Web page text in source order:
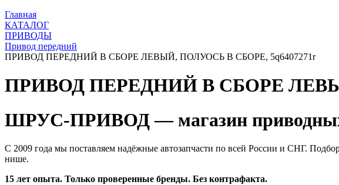
Главная
КАТАЛОГ
ПРИВОДЫ
Привод передний
ПРИВОД ПЕРЕДНИЙ В СБОРЕ ЛЕВЫЙ, ПОЛУОСЬ В СБОРЕ, 5q6407271r
ПРИВОД ПЕРЕДНИЙ В СБОРЕ
ШРУС-ПРИВОД — магазин
С 2009 года мы поставляем надёжные автозапчасти по всей России и СНГ.
нише.
15 лет опыта. Только проверенные бренды. Без контрафакта.